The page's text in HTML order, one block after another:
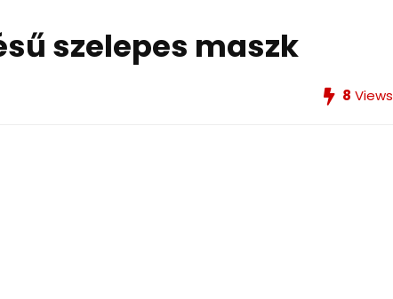
szelepes maszk
8 Views